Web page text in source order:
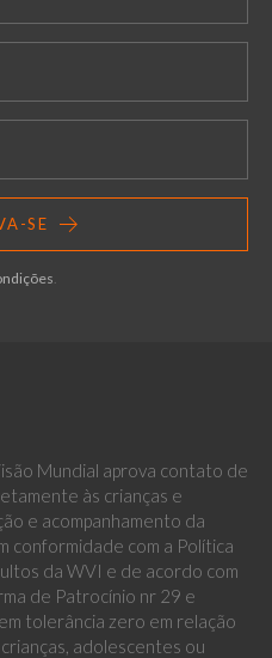
SE
Mundial aprova contato de
às crianças e
e acompanhamento da
conformidade com a Política
da WVI e de acordo com
de Patrocínio nr 29 e
tolerância zero em relação
adolescentes ou